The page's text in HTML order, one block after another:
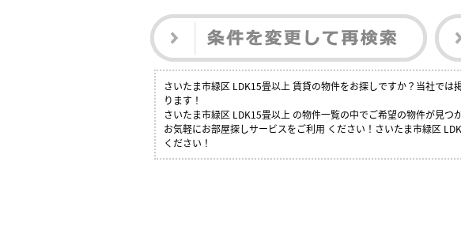
さいたま市緑区 LDK15畳以上 賃貸の物件をお探しですか？当社で
ります！
さいたま市緑区 LDK15畳以上 の物件一覧の中でご希望の物件が見
お気軽にお部屋探しサービスをご利用 ください！さいたま市緑区
ください！